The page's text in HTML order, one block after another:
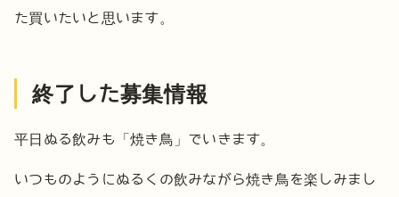
た買いたいと思います。
終了した募集情報
平日ぬる飲みも「焼き鳥」でいきます。
いつものようにぬるくの飲みながら焼き鳥を楽しみまし